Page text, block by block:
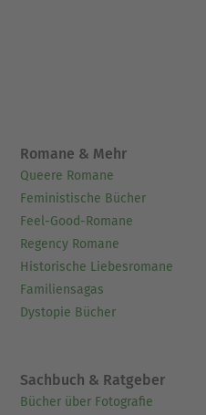
Romane & Mehr
Queere Romane
Feministische Bücher
Feel-Good-Romane
Regency Romane
Historische Liebesromane
Familiensagas
Dystopie Bücher
Sachbuch & Ratgeber
Bücher über Fotografie